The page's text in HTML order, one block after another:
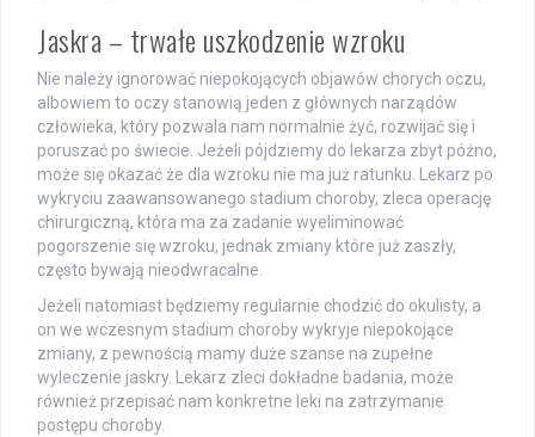
Jaskra – trwałe uszkodzenie wzroku
Nie należy ignorować niepokojących objawów chorych oczu,
albowiem to oczy stanowią jeden z głównych narządów
człowieka, który pozwala nam normalnie żyć, rozwijać się i
poruszać po świecie. Jeżeli pójdziemy do lekarza zbyt późno,
może się okazać że dla wzroku nie ma już ratunku. Lekarz po
wykryciu zaawansowanego stadium choroby, zleca operację
chirurgiczną, która ma za zadanie wyeliminować
pogorszenie się wzroku, jednak zmiany które już zaszły,
często bywają nieodwracalne.
Jeżeli natomiast będziemy regularnie chodzić do okulisty, a
on we wczesnym stadium choroby wykryje niepokojące
zmiany, z pewnością mamy duże szanse na zupełne
wyleczenie jaskry. Lekarz zleci dokładne badania, może
również przepisać nam konkretne leki na zatrzymanie
postępu choroby.